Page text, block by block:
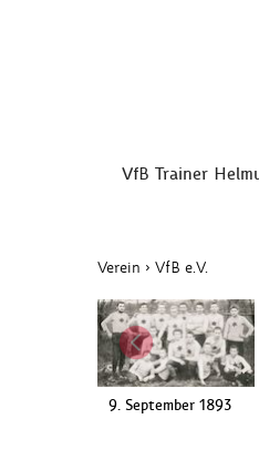
VfB Trainer
Verein › VfB e.V.
9. September 1893